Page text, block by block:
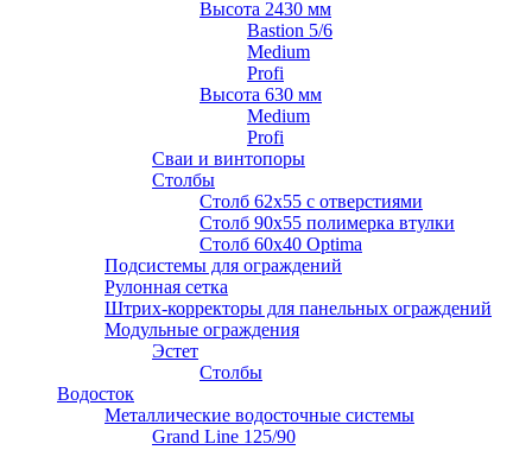
Высота 2430 мм
Bastion 5/6
Medium
Profi
Высота 630 мм
Medium
Profi
Сваи и винтопоры
Столбы
Cтолб 62х55 с отверстиями
Cтолб 90х55 полимерка втулки
Столб 60х40 Optima
Подсистемы для ограждений
Рулонная сетка
Штрих-корректоры для панельных ограждений
Модульные ограждения
Эстет
Столбы
Водосток
Металлические водосточные системы
Grand Line 125/90